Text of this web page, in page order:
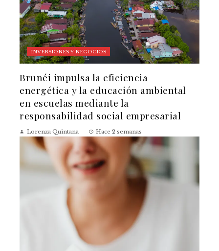
INVERSIONES Y NEGOCIOS
Brunéi impulsa la eficiencia
energética y la educación ambiental
en escuelas mediante la
responsabilidad social empresarial
Lorenza Quintana Hace 2 semanas